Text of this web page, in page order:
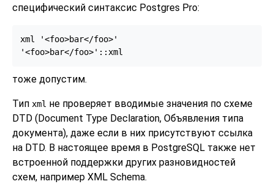
специфический синтаксис Postgres Pro:
xml '<foo>bar</foo>'
тоже допустим.
Тип xml не проверяет вводимые значения по схеме
DTD (Document Type Declaration, Объявления типа
документа), даже если в них присутствуют ссылка
на DTD. В настоящее время в PostgreSQL также нет
встроенной поддержки других разновидностей
схем, например XML Schema.